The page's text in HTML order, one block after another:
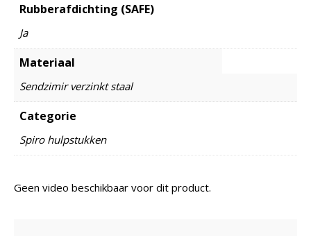
Rubberafdichting (SAFE)
Ja
Materiaal
Sendzimir verzinkt staal
Categorie
Spiro hulpstukken
Geen video beschikbaar voor dit product.